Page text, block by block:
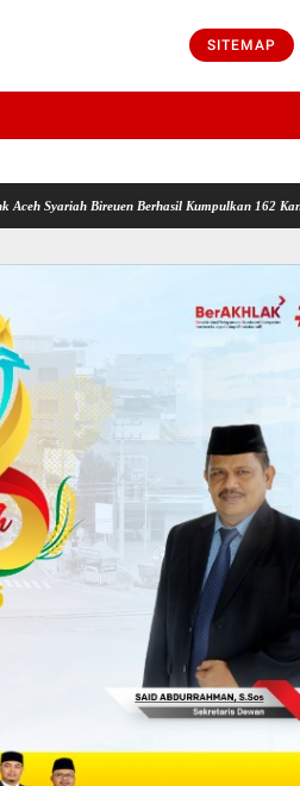
SITEMAP
Bireuen Berhasil Kumpulkan 162 Kantong Darah